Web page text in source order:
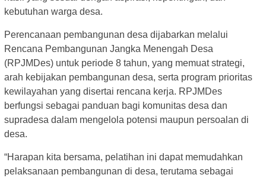
kebutuhan warga desa.
Perencanaan pembangunan desa dijabarkan melalui
Rencana Pembangunan Jangka Menengah Desa
(RPJMDes) untuk periode 8 tahun, yang memuat strategi,
arah kebijakan pembangunan desa, serta program prioritas
kewilayahan yang disertai rencana kerja. RPJMDes
berfungsi sebagai panduan bagi komunitas desa dan
supradesa dalam mengelola potensi maupun persoalan di
desa.
“Harapan kita bersama, pelatihan ini dapat memudahkan
pelaksanaan pembangunan di desa, terutama sebagai